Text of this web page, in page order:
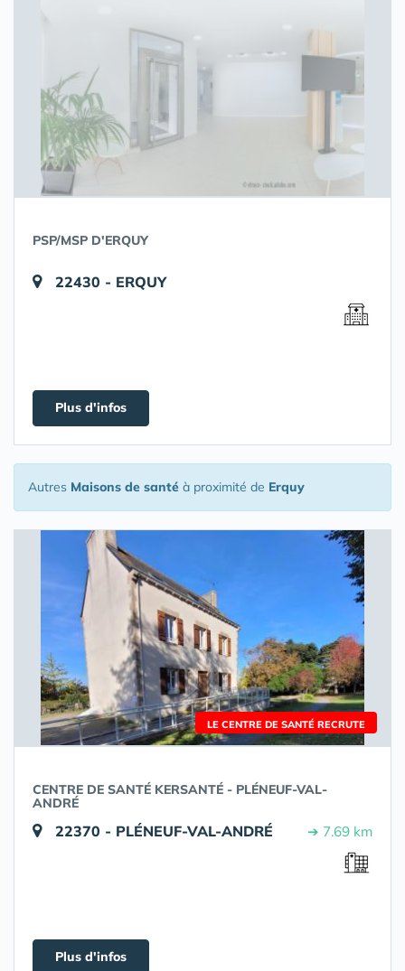
PSP/MSP D'ERQUY
22430 - ERQUY
Plus d'infos
Autres Maisons de santé à proximité de Erquy
LE CENTRE DE SANTÉ RECRUTE
CENTRE DE SANTÉ KERSANTÉ - PLÉNEUF-VAL-
ANDRÉ
22370 - PLÉNEUF-VAL-ANDRÉ ➔ 7.69 km
Plus d'infos